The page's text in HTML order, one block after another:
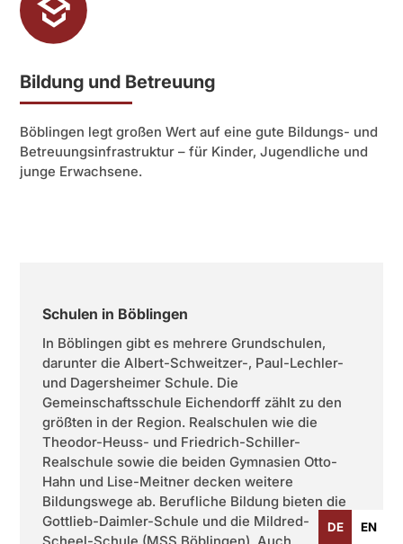
Bildung und Betreuung
Böblingen legt großen Wert auf eine gute Bildungs- und
Betreuungsinfrastruktur – für Kinder, Jugendliche und
junge Erwachsene.
Schulen in Böblingen
In Böblingen gibt es mehrere Grundschulen,
darunter die Albert-Schweitzer-, Paul-Lechler-
und Dagersheimer Schule. Die
Gemeinschaftsschule Eichendorff zählt zu den
größten in der Region. Realschulen wie die
Theodor-Heuss- und Friedrich-Schiller-
Realschule sowie die beiden Gymnasien Otto-
Hahn und Lise-Meitner decken weitere
Bildungswege ab. Berufliche Bildung bieten die
Gottlieb-Daimler-Schule und die Mildred-
DE EN